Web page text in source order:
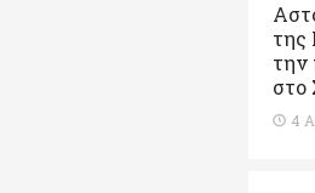
της
την
στο
4